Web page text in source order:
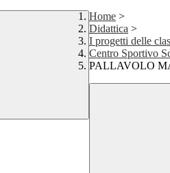
Home >
Didattica >
I progetti delle
Centro Sportivo
PALLAVOLO